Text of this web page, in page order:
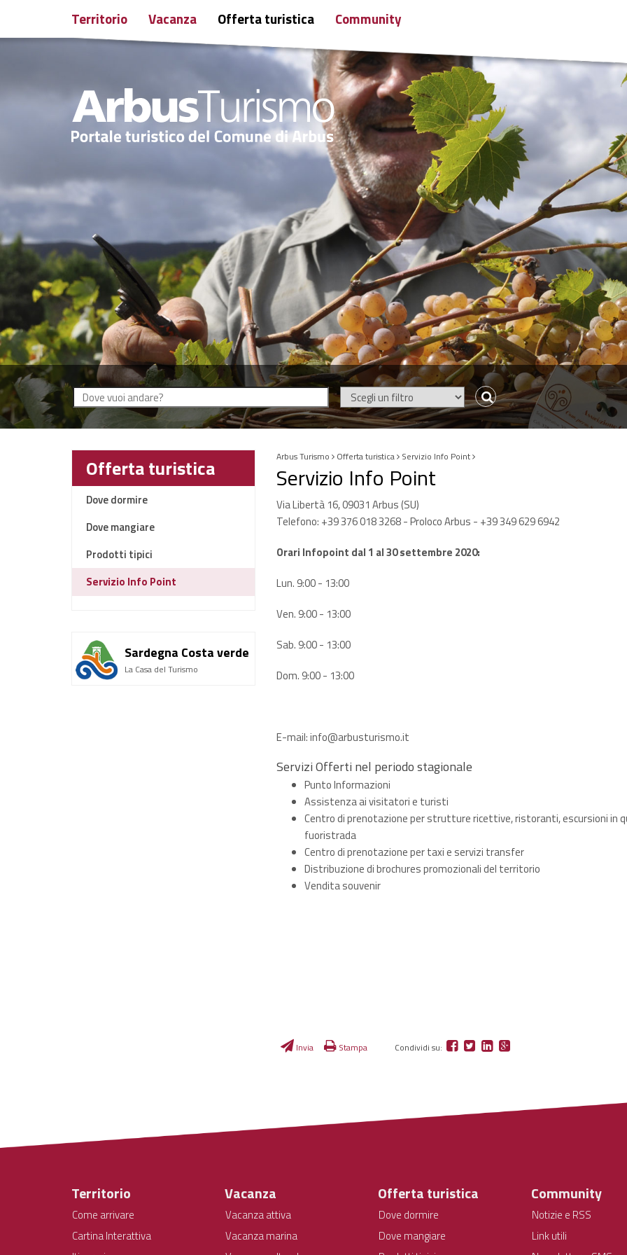
Territorio Vacanza Offerta turistica Community
Offerta turistica
Dove dormire
Dove mangiare
Prodotti tipici
Servizio Info Point
Sardegna Costa verde
La Casa del Turismo
Arbus Turismo Offerta turistica Servizio Info Point
Servizio Info Point
Via Libertà 16, 09031 Arbus (SU)
Telefono: +39 376 018 3268 - Proloco Arbus - +39 349 629 6942
Orari Infopoint dal 1 al 30 settembre 2020:
Lun. 9:00 - 13:00
Ven. 9:00 - 13:00
Sab. 9:00 - 13:00
Dom. 9:00 - 13:00
E-mail: info@arbusturismo.it
Servizi Offerti nel periodo stagionale
Punto Informazioni
Assistenza ai visitatori e turisti
Centro di prenotazione per strutture ricettive, ristoranti, escursioni in
fuoristrada
Centro di prenotazione per taxi e servizi transfer
Distribuzione di brochures promozionali del territorio
Vendita souvenir
Invia Stampa Condividi su:
Territorio
Come arrivare
Cartina Interattiva
Vacanza
Vacanza attiva
Vacanza marina
Offerta turistica
Dove dormire
Dove mangiare
Community
Notizie e RSS
Link utili